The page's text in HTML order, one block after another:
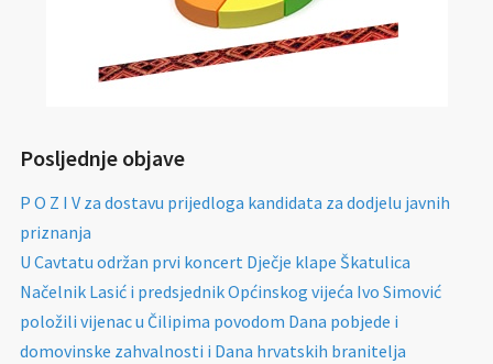
Posljednje objave
P O Z I V za dostavu prijedloga kandidata za dodjelu javnih
priznanja
U Cavtatu održan prvi koncert Dječje klape Škatulica
Načelnik Lasić i predsjednik Općinskog vijeća Ivo Simović
položili vijenac u Čilipima povodom Dana pobjede i
domovinske zahvalnosti i Dana hrvatskih branitelja